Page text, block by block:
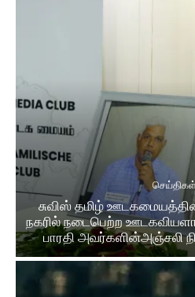
சுவிஸ் தமிழ்
நகரில் நடைபெற்ற
பாரதி அவர்களின்அஞ்சலி